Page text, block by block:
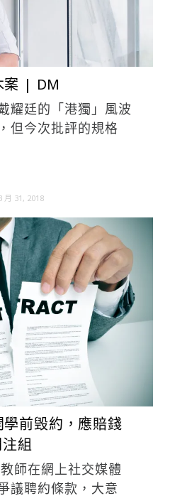
案 | DM
耀廷的「港獨」風波
但今次批評的規格
月 31, 2018
前毁約，應賠錢
組
師在網上社交媒體
議聘約條款，大意